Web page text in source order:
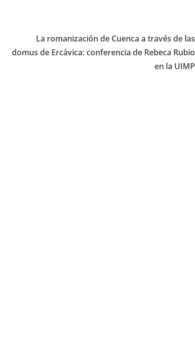
La romanización de Cuenca a través de las
domus de Ercávica: conferencia de Rebeca Rubio
en la UIMP